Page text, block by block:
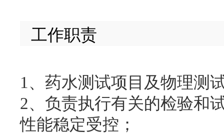
工作职责
1、药水测试项目及物理测
2、负责执行有关的检验和
性能稳定受控；